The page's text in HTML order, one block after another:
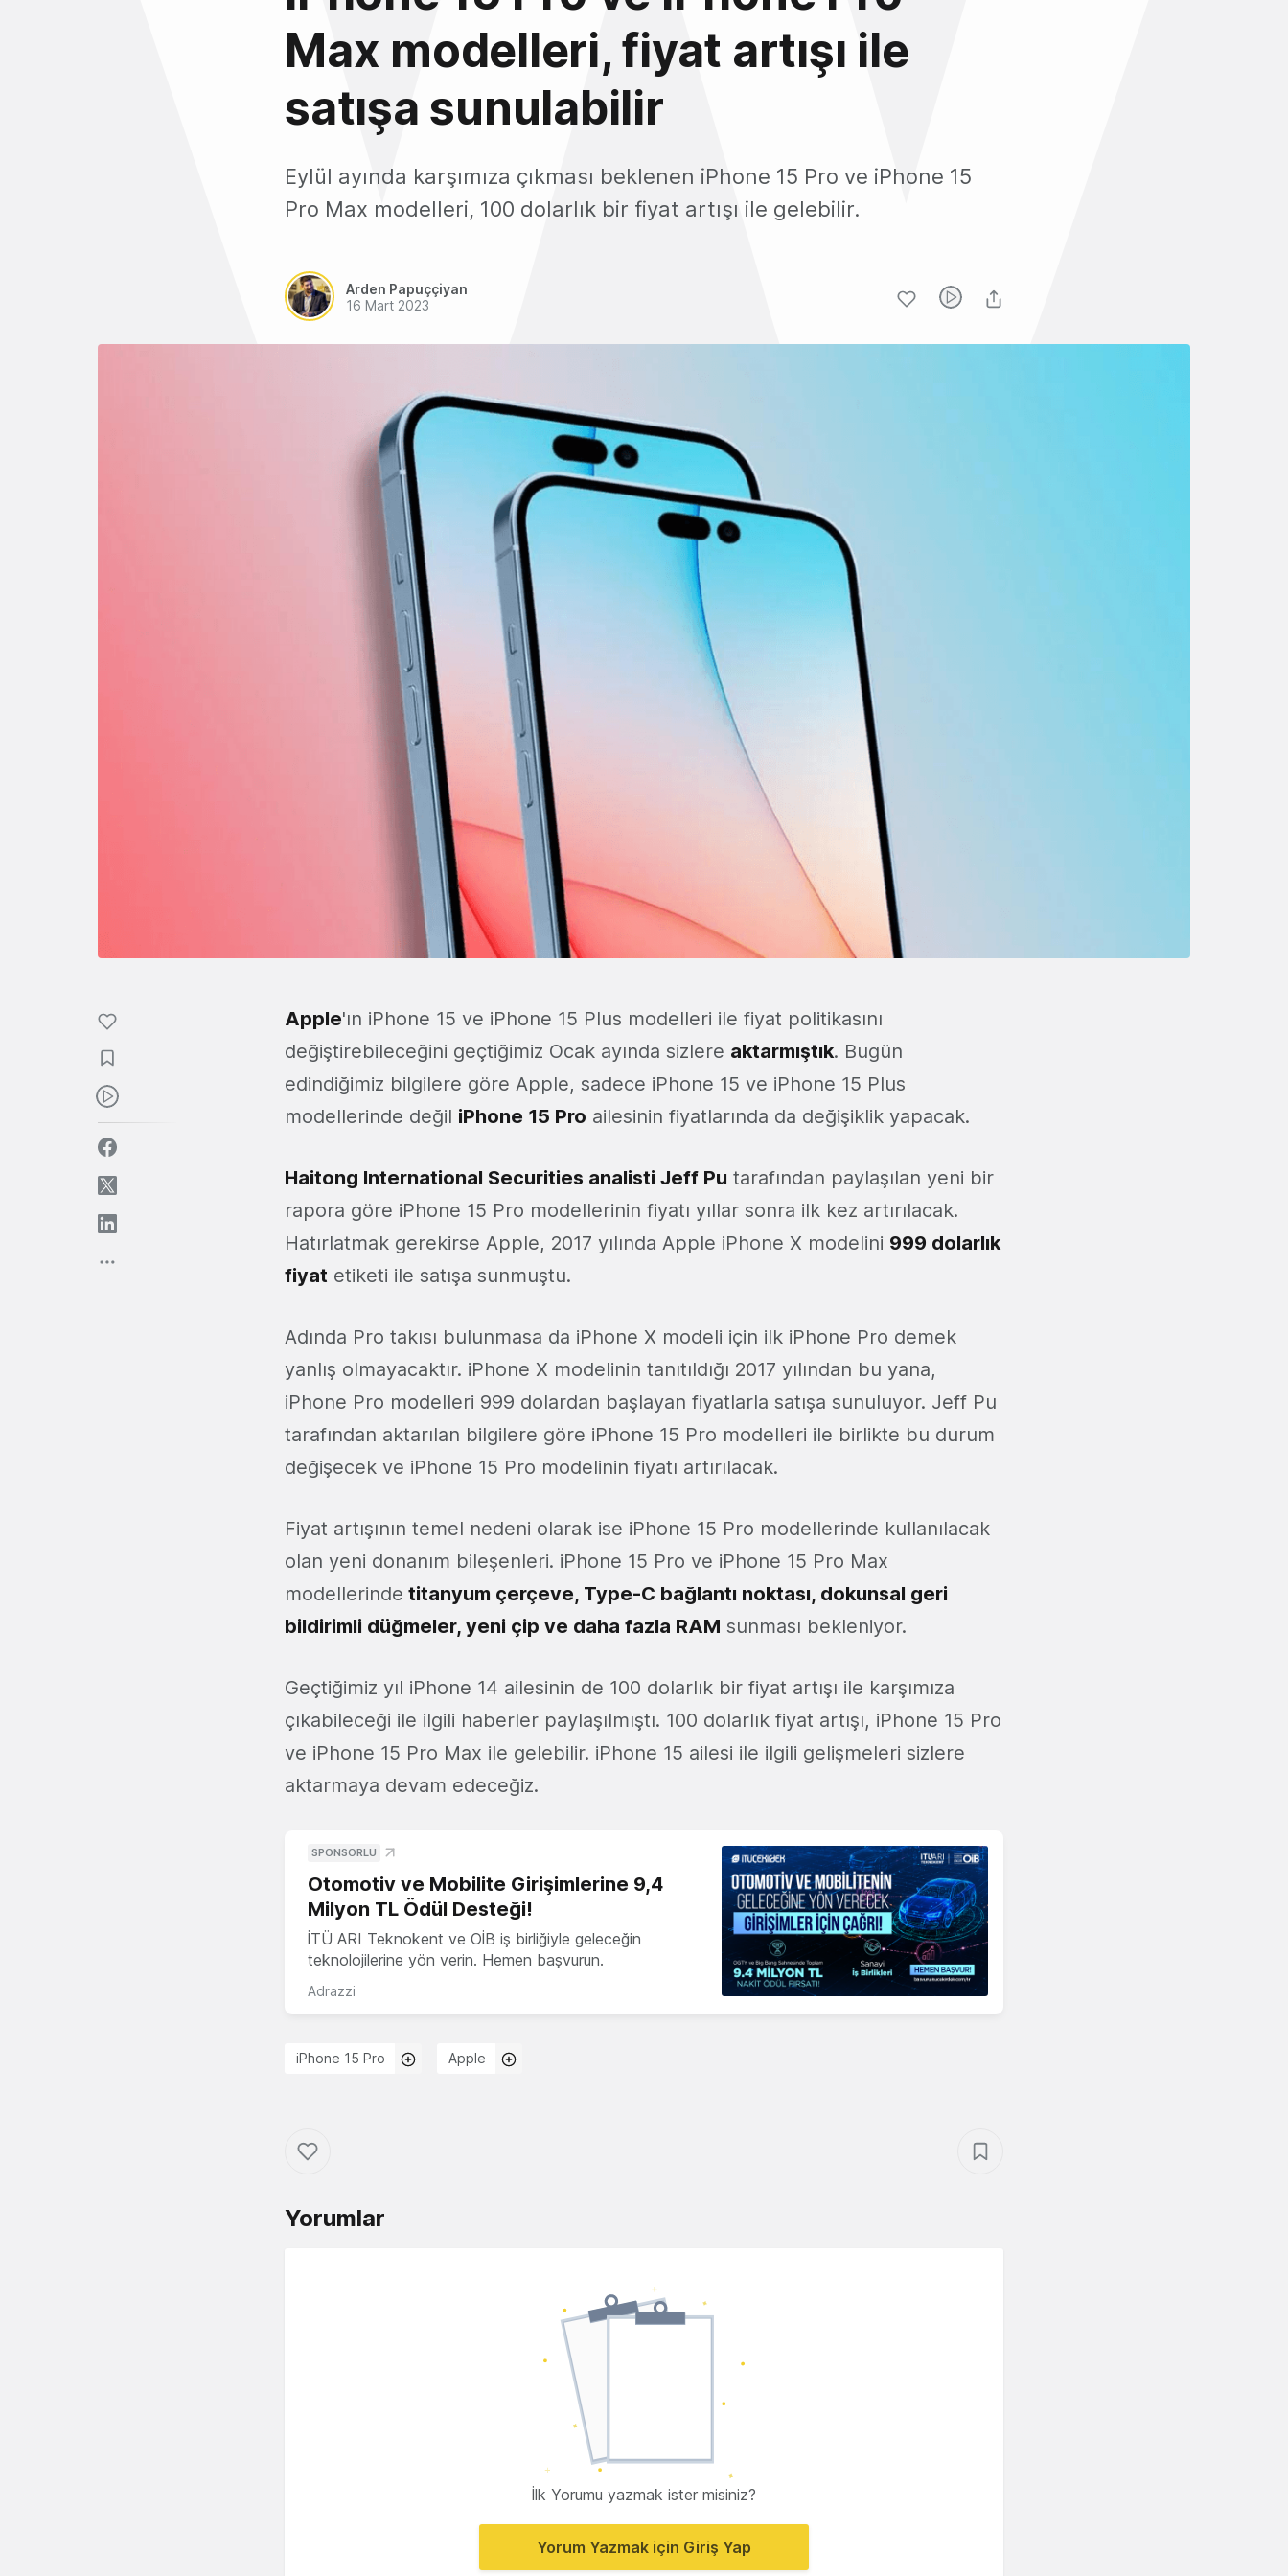
Max modelleri, fiyat artışı ile
satışa sunulabilir
Eylül ayında karşımıza çıkması beklenen iPhone 15 Pro ve iPhone 15
Pro Max modelleri, 100 dolarlık bir fiyat artışı ile gelebilir.
Arden Papuççiyan
16 Mart 2023
Apple'ın iPhone 15 ve iPhone 15 Plus modelleri ile fiyat politikasını
değiştirebileceğini geçtiğimiz Ocak ayında sizlere aktarmıştık. Bugün
edindiğimiz bilgilere göre Apple, sadece iPhone 15 ve iPhone 15 Plus
modellerinde değil iPhone 15 Pro ailesinin fiyatlarında da değişiklik yapacak.
Haitong International Securities analisti Jeff Pu tarafından paylaşılan yeni bir
rapora göre iPhone 15 Pro modellerinin fiyatı yıllar sonra ilk kez artırılacak.
Hatırlatmak gerekirse Apple, 2017 yılında Apple iPhone X modelini 999 dolarlık
fiyat etiketi ile satışa sunmuştu.
Adında Pro takısı bulunmasa da iPhone X modeli için ilk iPhone Pro demek
yanlış olmayacaktır. iPhone X modelinin tanıtıldığı 2017 yılından bu yana,
iPhone Pro modelleri 999 dolardan başlayan fiyatlarla satışa sunuluyor. Jeff Pu
tarafından aktarılan bilgilere göre iPhone 15 Pro modelleri ile birlikte bu durum
değişecek ve iPhone 15 Pro modelinin fiyatı artırılacak.
Fiyat artışının temel nedeni olarak ise iPhone 15 Pro modellerinde kullanılacak
olan yeni donanım bileşenleri. iPhone 15 Pro ve iPhone 15 Pro Max
modellerinde titanyum çerçeve, Type-C bağlantı noktası, dokunsal geri
bildirimli düğmeler, yeni çip ve daha fazla RAM sunması bekleniyor.
Geçtiğimiz yıl iPhone 14 ailesinin de 100 dolarlık bir fiyat artışı ile karşımıza
çıkabileceği ile ilgili haberler paylaşılmıştı. 100 dolarlık fiyat artışı, iPhone 15 Pro
ve iPhone 15 Pro Max ile gelebilir. iPhone 15 ailesi ile ilgili gelişmeleri sizlere
aktarmaya devam edeceğiz.
SPONSORLU
Otomotiv ve Mobilite Girişimlerine 9,4
Milyon TL Ödül Desteği!
İTÜ ARI Teknokent ve OİB iş birliğiyle geleceğin
teknolojilerine yön verin. Hemen başvurun.
Adrazzi
iPhone 15 Pro Apple
Yorumlar
İlk Yorumu yazmak ister misiniz?
Yorum Yazmak için Giriş Yap